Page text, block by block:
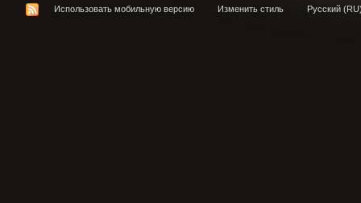
Использовать мобильную версию Изменить стиль Русский